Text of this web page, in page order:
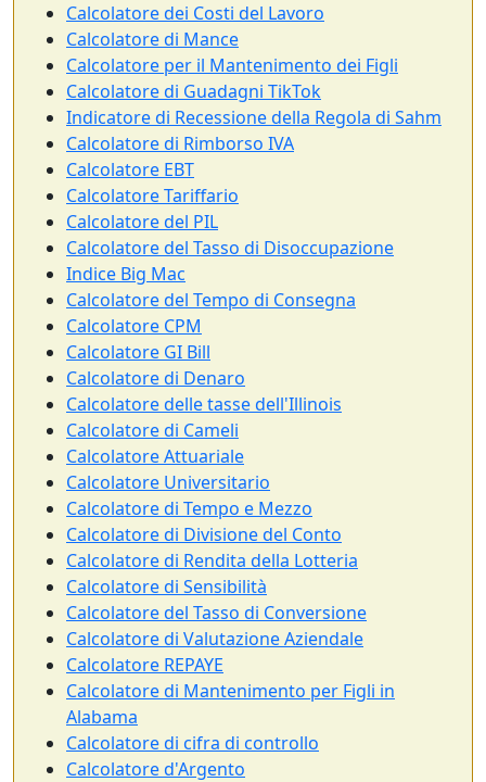
Calcolatore dei Costi del Lavoro
Calcolatore di Mance
Calcolatore per il Mantenimento dei Figli
Calcolatore di Guadagni TikTok
Indicatore di Recessione della Regola di Sahm
Calcolatore di Rimborso IVA
Calcolatore EBT
Calcolatore Tariffario
Calcolatore del PIL
Calcolatore del Tasso di Disoccupazione
Indice Big Mac
Calcolatore del Tempo di Consegna
Calcolatore CPM
Calcolatore GI Bill
Calcolatore di Denaro
Calcolatore delle tasse dell'Illinois
Calcolatore di Cameli
Calcolatore Attuariale
Calcolatore Universitario
Calcolatore di Tempo e Mezzo
Calcolatore di Divisione del Conto
Calcolatore di Rendita della Lotteria
Calcolatore di Sensibilità
Calcolatore del Tasso di Conversione
Calcolatore di Valutazione Aziendale
Calcolatore REPAYE
Calcolatore di Mantenimento per Figli in
Alabama
Calcolatore di cifra di controllo
Calcolatore d'Argento